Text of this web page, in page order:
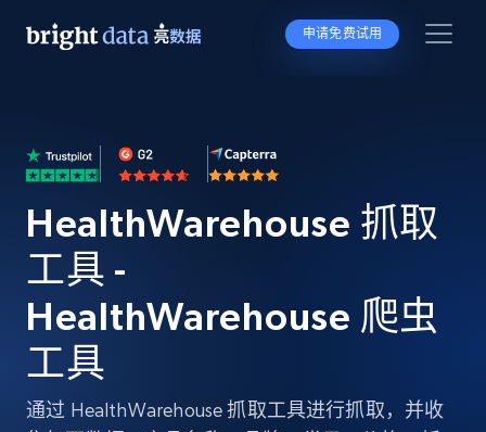
申请免费试用
HealthWarehouse 抓取
工具 -
HealthWarehouse 爬虫
工具
通过 HealthWarehouse 抓取工具进行抓取，并收